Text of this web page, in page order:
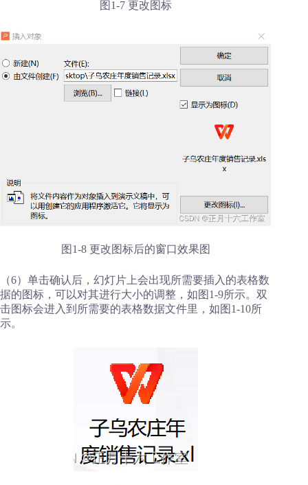
图1-7 更改图标
图1-8 更改图标后的窗口效果图
（6）单击确认后，幻灯片上会出现所需要插入的表格数
据的图标，可以对其进行大小的调整，如图1-9所示。双
击图标会进入到所需要的表格数据文件里，如图1-10所
示。